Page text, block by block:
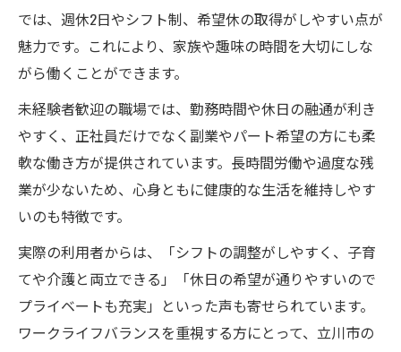
では、週休2日やシフト制、希望休の取得がしやすい点が
魅力です。これにより、家族や趣味の時間を大切にしな
がら働くことができます。
未経験者歓迎の職場では、勤務時間や休日の融通が利き
やすく、正社員だけでなく副業やパート希望の方にも柔
軟な働き方が提供されています。長時間労働や過度な残
業が少ないため、心身ともに健康的な生活を維持しやす
いのも特徴です。
実際の利用者からは、「シフトの調整がしやすく、子育
てや介護と両立できる」「休日の希望が通りやすいので
プライベートも充実」といった声も寄せられています。
ワークライフバランスを重視する方にとって、立川市の